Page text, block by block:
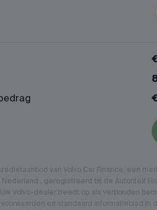
van Volvo Car Finance, een
Nederland., geregistreerd bij de Autoriteit
Volvo-dealer treedt op als verbonden
en standaard informatieblad in